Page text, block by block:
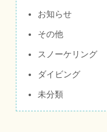
お知らせ
その他
スノーケリング
ダイビング
未分類